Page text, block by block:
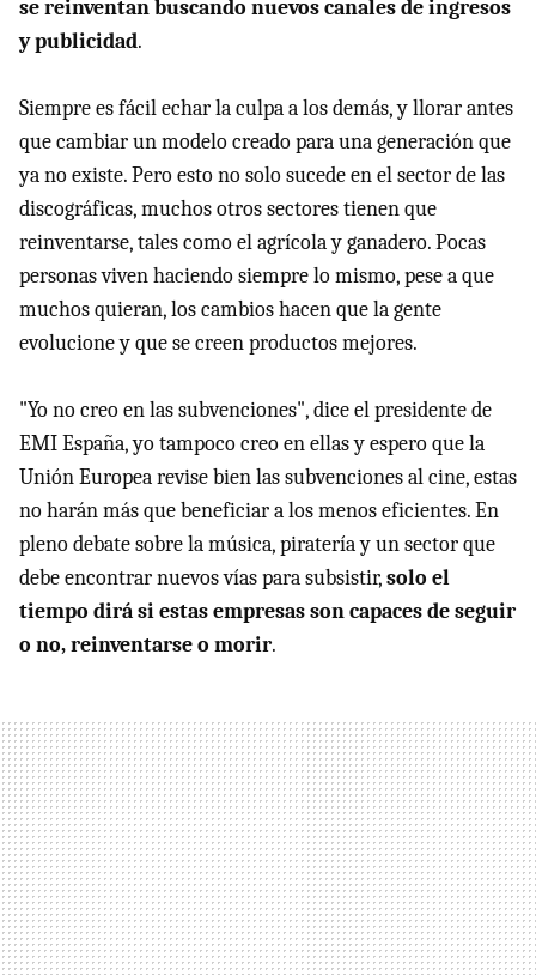
se reinventan buscando nuevos canales de ingresos
y publicidad.
Siempre es fácil echar la culpa a los demás, y llorar antes
que cambiar un modelo creado para una generación que
ya no existe. Pero esto no solo sucede en el sector de las
discográficas, muchos otros sectores tienen que
reinventarse, tales como el agrícola y ganadero. Pocas
personas viven haciendo siempre lo mismo, pese a que
muchos quieran, los cambios hacen que la gente
evolucione y que se creen productos mejores.
"Yo no creo en las subvenciones", dice el presidente de
EMI España, yo tampoco creo en ellas y espero que la
Unión Europea revise bien las subvenciones al cine, estas
no harán más que beneficiar a los menos eficientes. En
pleno debate sobre la música, piratería y un sector que
debe encontrar nuevos vías para subsistir,solo el
tiempo dirá si estas empresas son capaces de seguir
o no, reinventarse o morir.